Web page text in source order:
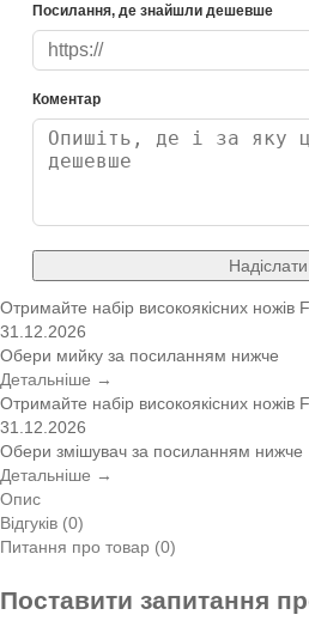
Посилання, де знайшли дешевше
Коментар
Надіслати
Отримайте набір високоякісних ножів
31.12.2026
Обери мийку за посиланням нижче
Детальніше →
Отримайте набір високоякісних ножів
31.12.2026
Обери змішувач за посиланням нижче
Детальніше →
Опис
Відгуків (0)
Питання про товар (0)
Поставити запитання